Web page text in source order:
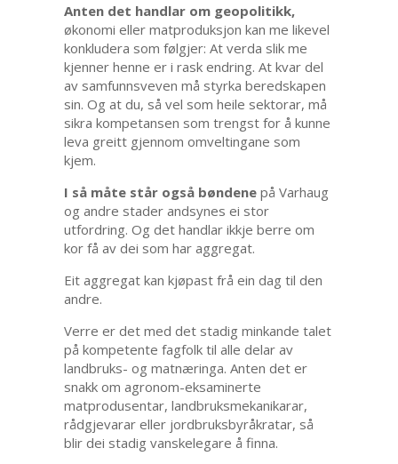
Anten det handlar om geopolitikk,
økonomi eller matproduksjon kan me likevel
konkludera som følgjer: At verda slik me
kjenner henne er i rask endring. At kvar del
av samfunnsveven må styrka beredskapen
sin. Og at du, så vel som heile sektorar, må
sikra kompetansen som trengst for å kunne
leva greitt gjennom omveltingane som
kjem.
I så måte står også bøndenepå Varhaug
og andre stader andsynes ei stor
utfordring. Og det handlar ikkje berre om
kor få av dei som har aggregat.
Eit aggregat kan kjøpast frå ein dag til den
andre.
Verre er det med det stadig minkande talet
på kompetente fagfolk til alle delar av
landbruks- og matnæringa. Anten det er
snakk om agronom-eksaminerte
matprodusentar, landbruksmekanikarar,
rådgjevarar eller jordbruksbyråkratar, så
blir dei stadig vanskelegare å finna.